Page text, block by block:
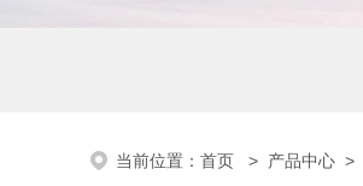
当前位置： 首页 > 产品中心 >